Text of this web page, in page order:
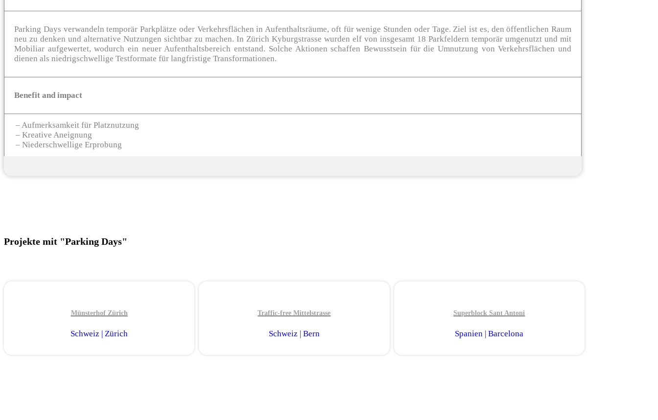
Parking Days verwandeln temporär Parkplätze oder Verkehrsflächen in Aufenthaltsräume, oft für wenige Stunden oder Tage. Ziel ist es, den öffentlichen Raum
neu zu denken und alternative Nutzungen sichtbar zu machen. In Zürich Kyburgstrasse wurden elf von insgesamt 18 Parkfeldern temporär umgenutzt und mit
Mobiliar aufgewertet, wodurch ein neuer Aufenthaltsbereich entstand​. Solche Aktionen schaffen Bewusstsein für die Umnutzung von Verkehrsflächen und
dienen als niedrigschwellige Testformate für langfristige Transformationen.
Benefit and impact
– Aufmerksamkeit für Platznutzung
– Kreative Aneignung
– Niederschwellige Erprobung
Projekte mit "Parking Days"
Münsterhof Zürich
Schweiz | Zürich
Traffic-free Mittelstrasse
Schweiz | Bern
Superblock Sant Antoni
Spanien | Barcelona